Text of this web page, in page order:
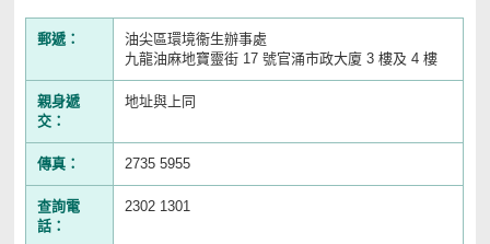
郵遞：
油尖區環境衞生辦事處
九龍油麻地寶靈街 17 號官涌市政大廈 3 樓及 4 樓
親身遞
交：
地址與上同
傳真： 2735 5955
查詢電
話：
2302 1301